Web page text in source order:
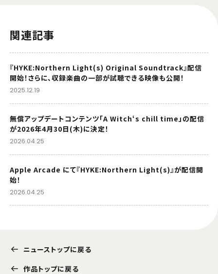
関連記事
『HYKE:Northern Light(s) Original Soundtrack』配信
開始！さらに、収録楽曲の一部が試聴できる映像も公開！
2025.12.19
無償アップデートコンテンツ「A Witch‘s chill time」の配信
が2026年4月30日(木)に決定！
2026.04.25
Apple Arcade にて『HYKE:Northern Light(s)』が配信開
始！
2026.04.25
ニューストップに戻る
作品トップに戻る